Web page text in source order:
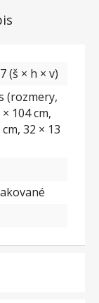
(š × h × v)
(rozmery,
104 cm,
32 × 13